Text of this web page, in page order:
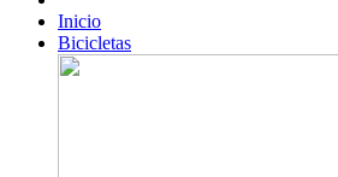
Inicio
Bicicletas